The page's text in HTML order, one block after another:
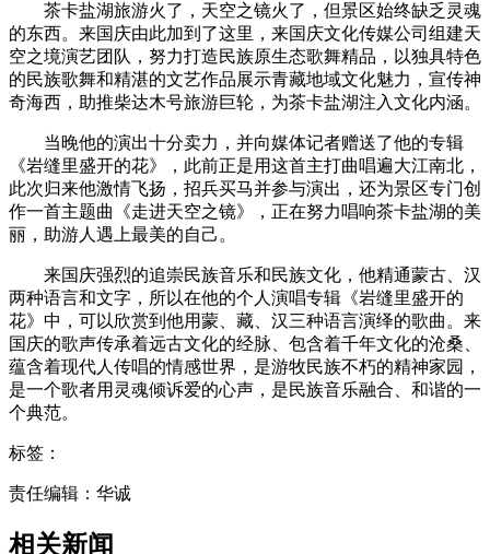
茶卡盐湖旅游火了，天空之镜火了，但景区始终缺乏灵魂
的东西。来国庆由此加到了这里，来国庆文化传媒公司组建天
空之境演艺团队，努力打造民族原生态歌舞精品，以独具特色
的民族歌舞和精湛的文艺作品展示青藏地域文化魅力，宣传神
奇海西，助推柴达木号旅游巨轮，为茶卡盐湖注入文化内涵。
当晚他的演出十分卖力，并向媒体记者赠送了他的专辑
《岩缝里盛开的花》，此前正是用这首主打曲唱遍大江南北，
此次归来他激情飞扬，招兵买马并参与演出，还为景区专门创
作一首主题曲《走进天空之镜》，正在努力唱响茶卡盐湖的美
丽，助游人遇上最美的自己。
来国庆强烈的追崇民族音乐和民族文化，他精通蒙古、汉
两种语言和文字，所以在他的个人演唱专辑《岩缝里盛开的
花》中，可以欣赏到他用蒙、藏、汉三种语言演绎的歌曲。来
国庆的歌声传承着远古文化的经脉、包含着千年文化的沧桑、
蕴含着现代人传唱的情感世界，是游牧民族不朽的精神家园，
是一个歌者用灵魂倾诉爱的心声，是民族音乐融合、和谐的一
个典范。
标签：
责任编辑：华诚
相关新闻